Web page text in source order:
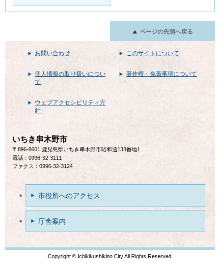
ページの先頭へ戻る
お問い合わせ このサイトについて
個人情報の取り扱いについ
て
著作権・免責事項について
ウェブアクセシビリティ方
針
いちき串木野市
〒896-8601 鹿児島県いちき串木野市昭和通133番地1
電話：0996-32-3111
ファクス：0996-32-3124
市役所へのアクセス
庁舎案内
Copyright © Ichikikushikino City All Rights Reserved.